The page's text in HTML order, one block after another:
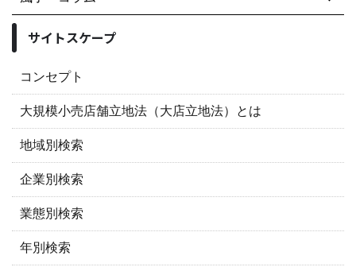
サイトスケープ
コンセプト
大規模小売店舗立地法（大店立地法）とは
地域別検索
企業別検索
業態別検索
年別検索